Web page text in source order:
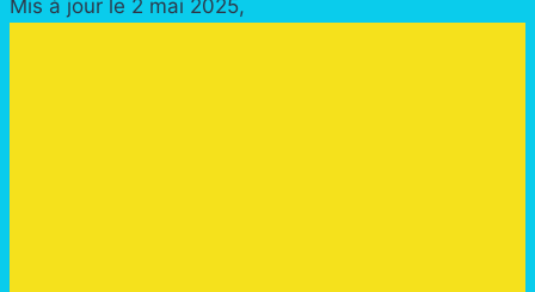
Mis à jour le 2 mai 2025,